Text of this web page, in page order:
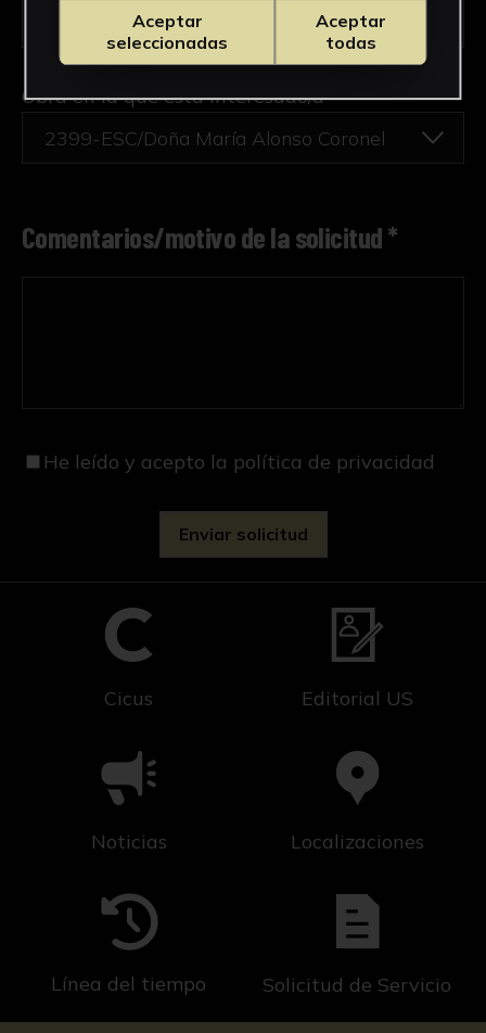
Obra en la que está interesado/a*
2399-ESC/Doña María Alonso Coronel
Comentarios/motivo de la solicitud *
He leído y acepto la política de privacidad
Cicus Editorial US
Noticias Localizaciones
Línea del tiempo Solicitud de Servicio
Aceptar
seleccionadas
Aceptar
todas